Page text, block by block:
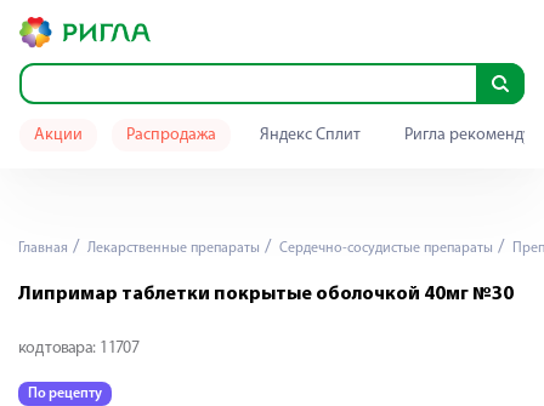
Акции Распродажа Яндекс Сплит Ригла
Главная Лекарственные препараты Сердечно-сосудистые препараты
Липримар таблетки покрытые оболочкой 40мг №30
код товара: 11707
По рецепту